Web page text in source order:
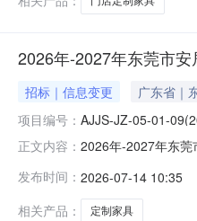
2026年-2027年东莞市
招标｜信息变更 广东省｜
项目编号： AJJS-JZ-05-01-
正文内容： 2026年-2027年东莞
（http://
发布时间： 2026-07-14 10:35
相关产品：
定制家具